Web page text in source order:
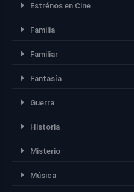
Estrénos en Cine
Familia
Familiar
Fantasía
Guerra
Historia
Misterio
Música